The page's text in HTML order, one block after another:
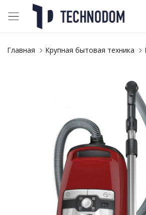
Главная Крупная бытовая техника